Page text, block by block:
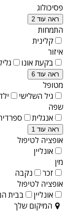
פסיכולוג
ראה עוד 2
התמחות
קלינית
איזור
בקעת אונו
ראה עוד 6
מטופל
גיל השלישי
שפה
אנגלית
ראה עוד 1
אופציה לטיפול
אונליין
מין
זכר
נקבה
אופציה לטיפול
אונליין
בבית
המיקום שלך